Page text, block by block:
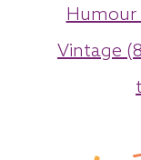
Humour
Vintage